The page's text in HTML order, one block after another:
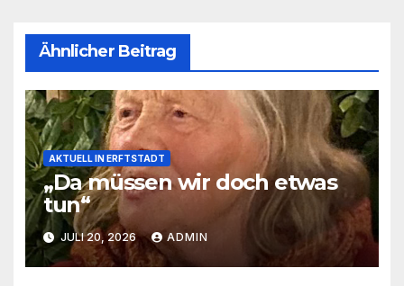
Ähnlicher Beitrag
AKTUELL IN ERFTSTADT
„Da müssen wir doch etwas
tun“
JULI 20, 2026 ADMIN